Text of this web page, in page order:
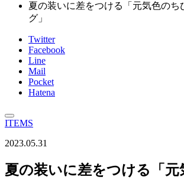
夏の装いに差をつける「元気色のち
グ」
Twitter
Facebook
Line
Mail
Pocket
Hatena
ITEMS
2023.05.31
夏の装いに差をつける「元